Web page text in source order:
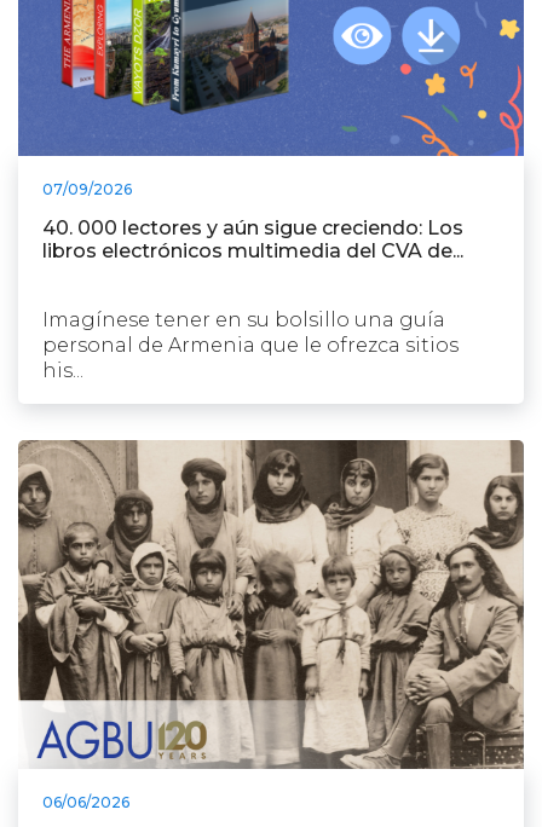
07/09/2026
40. 000 lectores y aún sigue creciendo: Los
libros electrónicos multimedia del CVA de...
Imagínese tener en su bolsillo una guía
personal de Armenia que le ofrezca sitios
his...
06/06/2026